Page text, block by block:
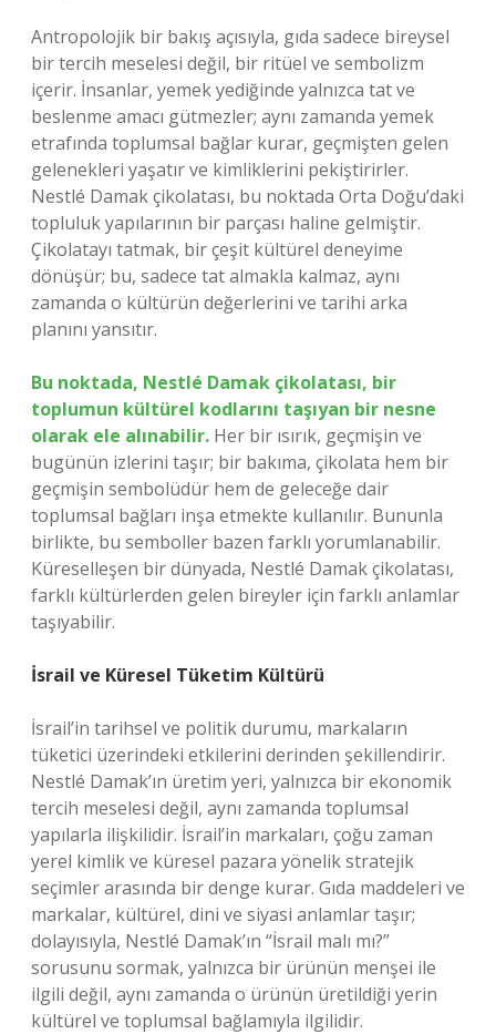
Antropolojik bir bakış açısıyla, gıda sadece bireysel
bir tercih meselesi değil, bir ritüel ve sembolizm
içerir. İnsanlar, yemek yediğinde yalnızca tat ve
beslenme amacı gütmezler; aynı zamanda yemek
etrafında toplumsal bağlar kurar, geçmişten gelen
gelenekleri yaşatır ve kimliklerini pekiştirirler.
Nestlé Damak çikolatası, bu noktada Orta Doğu’daki
topluluk yapılarının bir parçası haline gelmiştir.
Çikolatayı tatmak, bir çeşit kültürel deneyime
dönüşür; bu, sadece tat almakla kalmaz, aynı
zamanda o kültürün değerlerini ve tarihi arka
planını yansıtır.
Bu noktada, Nestlé Damak çikolatası, bir
toplumun kültürel kodlarını taşıyan bir nesne
olarak ele alınabilir. Her bir ısırık, geçmişin ve
bugünün izlerini taşır; bir bakıma, çikolata hem bir
geçmişin sembolüdür hem de geleceğe dair
toplumsal bağları inşa etmekte kullanılır. Bununla
birlikte, bu semboller bazen farklı yorumlanabilir.
Küreselleşen bir dünyada, Nestlé Damak çikolatası,
farklı kültürlerden gelen bireyler için farklı anlamlar
taşıyabilir.
İsrail ve Küresel Tüketim Kültürü
İsrail’in tarihsel ve politik durumu, markaların
tüketici üzerindeki etkilerini derinden şekillendirir.
Nestlé Damak’ın üretim yeri, yalnızca bir ekonomik
tercih meselesi değil, aynı zamanda toplumsal
yapılarla ilişkilidir. İsrail’in markaları, çoğu zaman
yerel kimlik ve küresel pazara yönelik stratejik
seçimler arasında bir denge kurar. Gıda maddeleri ve
markalar, kültürel, dini ve siyasi anlamlar taşır;
dolayısıyla, Nestlé Damak’ın “İsrail malı mı?”
sorusunu sormak, yalnızca bir ürünün menşei ile
ilgili değil, aynı zamanda o ürünün üretildiği yerin
kültürel ve toplumsal bağlamıyla ilgilidir.